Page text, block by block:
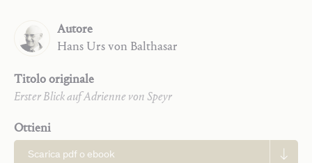
Autore
Hans Ursvon Balthasar
Titolo originale
Erster Blick auf Adrienne von Speyr
Ottieni
Scarica pdf o ebook